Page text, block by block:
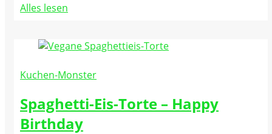
Alles lesen
Kuchen-Monster
Spaghetti-Eis-Torte – Happy
Birthday